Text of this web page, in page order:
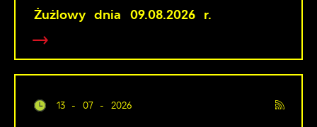
Żużlowy dnia 09.08.2026 r.
13 - 07 - 2026